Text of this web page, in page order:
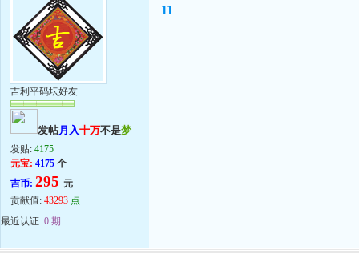
吉利平码坛好友
发帖月入十万不是梦
发贴: 4175
元宝: 4175 个
吉币: 295 元
贡献值: 43293 点
最近认证: 0 期
11